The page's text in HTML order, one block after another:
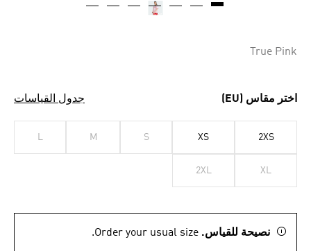
True Pink
اختر مقاس (EU) جدول القياسات
2XS
XS
S
M
L
XL
2XL
نصيحة للقياس. Order your usual size.